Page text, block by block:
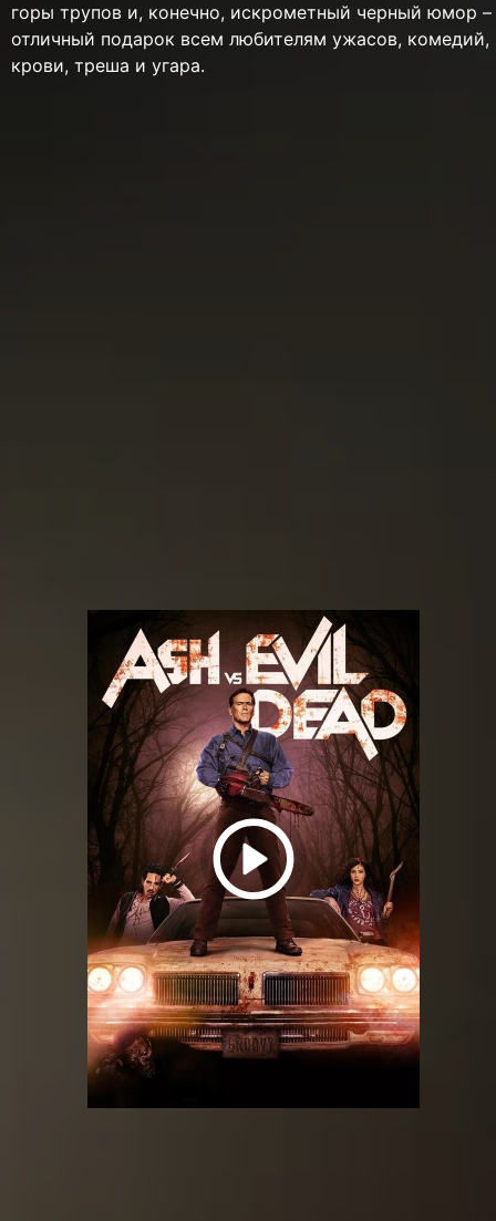
горы трупов и, конечно, искрометный черный юмор –
отличный подарок всем любителям ужасов, комедий,
крови, треша и угара.